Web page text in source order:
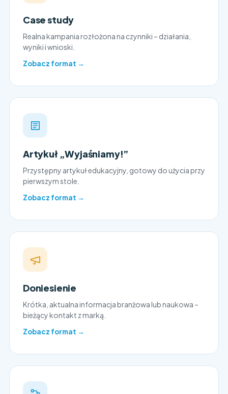
Case study
Realna kampania rozłożona na czynniki – działania,
wyniki i wnioski.
Zobacz format →
Artykuł „Wyjaśniamy!”
Przystępny artykuł edukacyjny, gotowy do użycia przy
pierwszym stole.
Zobacz format →
Doniesienie
Krótka, aktualna informacja branżowa lub naukowa –
bieżący kontakt z marką.
Zobacz format →